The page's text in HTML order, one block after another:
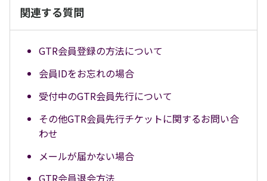
関連する質問
GTR会員登録の方法について
会員IDをお忘れの場合
受付中のGTR会員先行について
その他GTR会員先行チケットに関するお問い合
わせ
メールが届かない場合